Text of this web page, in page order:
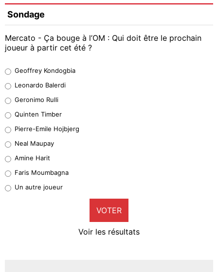
Sondage
Mercato - Ça bouge à l’OM : Qui doit être le prochain
joueur à partir cet été ?
38%
32%
4%
1%
9%
Geoffrey Kondogbia
Leonardo Balerdi
Geronimo Rulli
Quinten Timber
Pierre-Emile Hojbjerg
Neal Maupay
Amine Harit
Faris Moumbagna
Un autre joueur
VOTER
Voir les résultats